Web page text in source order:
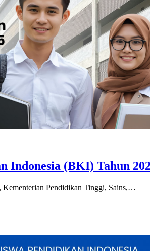
Indonesia (BKI) Tahun
Pendidikan Tinggi, Sains,…